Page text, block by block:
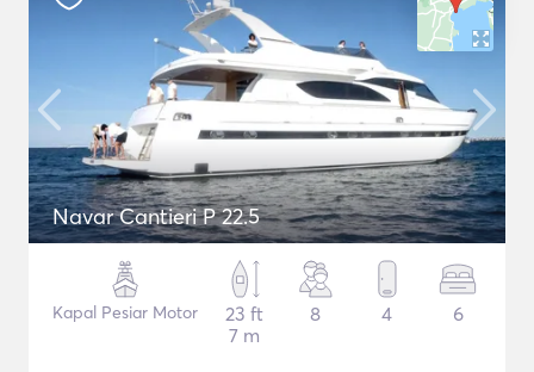
Navar Cantieri P 22.5
Kapal Pesiar Motor
23 ft
7 m
8 4 6